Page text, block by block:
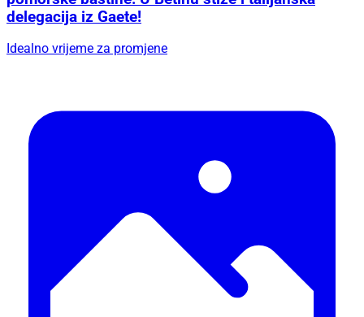
delegacija iz Gaete!
Idealno vrijeme za promjene